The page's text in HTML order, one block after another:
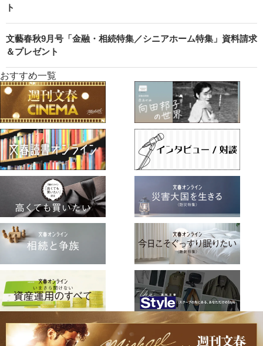
ト
文藝春秋9月号「金融・相続特集／シニアホーム特集」資料請求
＆プレゼント
おすすめ一覧